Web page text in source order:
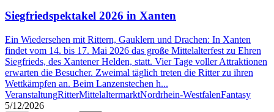
Siegfriedspektakel 2026 in Xanten
Ein Wiedersehen mit Rittern, Gauklern und Drachen: In Xanten
findet vom 14. bis 17. Mai 2026 das große Mittelalterfest zu Ehren
Siegfrieds, des Xantener Helden, statt. Vier Tage voller Attraktionen
erwarten die Besucher. Zweimal täglich treten die Ritter zu ihren
Wettkämpfen an. Beim Lanzenstechen h...
VeranstaltungRitterMittelaltermarktNordrhein-WestfalenFantasy
5/12/2026